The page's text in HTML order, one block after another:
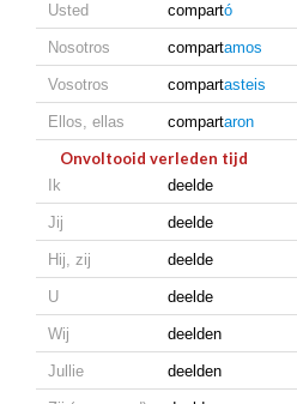
Usted compartó
Nosotros compartamos
Vosotros compartasteis
Ellos, ellas compartaron
Onvoltooid verleden tijd
Ik deelde
Jij deelde
Hij, zij deelde
U deelde
Wij deelden
Jullie deelden